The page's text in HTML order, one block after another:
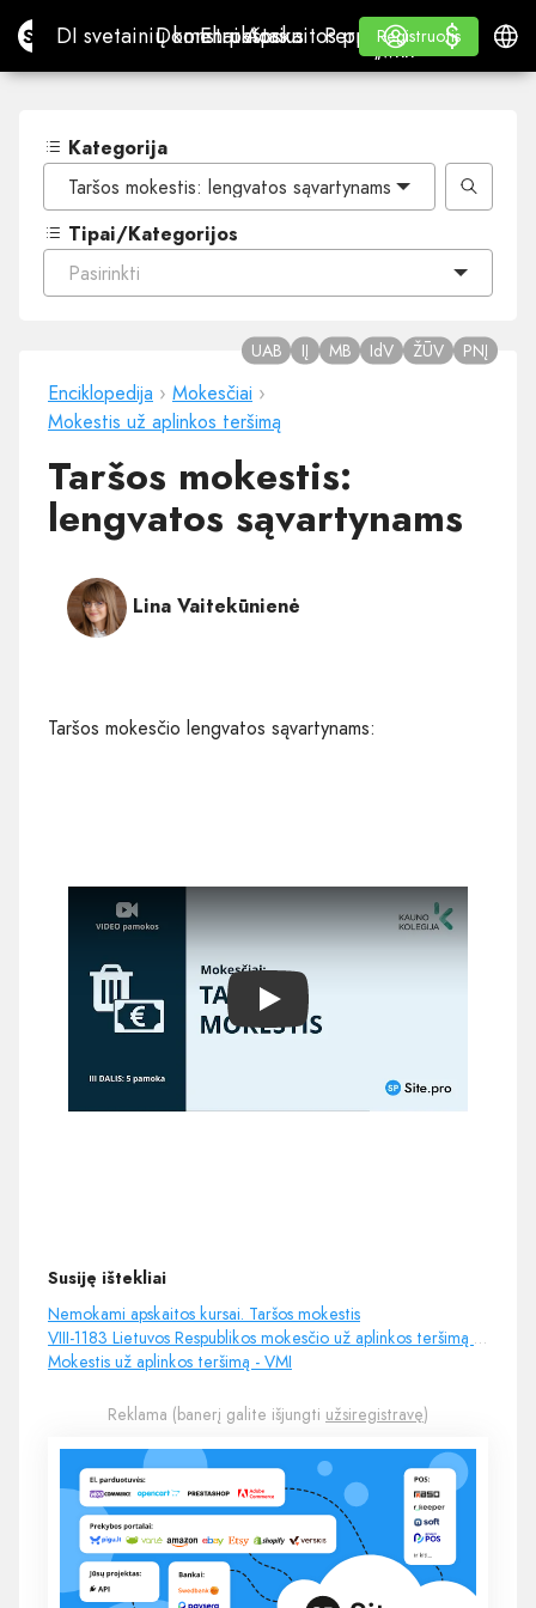
Site.proDI svetainių konstruktorius
DI svetainių konstruktorius
Domenai
DomenaiEl. paštas
El. paštasApskaitos programa
Apskaitos programa
Perpardavėjams
„WHITE LABEL“
Mokymasis
Mokymasis
Registruotis
Registruotis
Prisijungti
$
$
Kategorija
Taršos mokestis: lengvatos sąvartynams
Tipai/Kategorijos
Pasirinkti
Enciklopedija › Mokesčiai ›
Mokestis už aplinkos teršimą
Taršos mokestis:
lengvatos sąvartynams
UAB IĮ MB IdV ŽŪV PNĮ
Lina Vaitekūnienė
Taršos mokesčio lengvatos sąvartynams:
Play
Susiję ištekliai
Nemokami apskaitos kursai. Taršos mokestis
VIII-1183 Lietuvos Respublikos mokesčio už aplinkos teršimą įstatymas (6 str.)
Mokestis už aplinkos teršimą - VMI
Reklama (banerį galite išjungti užsiregistravę)